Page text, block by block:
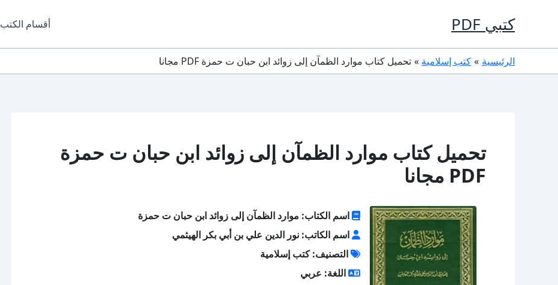
كتبي PDF أقسام الكتب
الرئيسية كتب إسلامية تحميل كتاب موارد الظمآن إلى زوائد ابن حبان ت حمزة PDF مجانا
تحميل كتاب موارد الظمآن إلى زوائد ابن حبان ت حمزة
PDF مجانا
اسم الكتاب: موارد الظمآن إلى زوائد ابن حبان ت حمزة
اسم الكاتب: نور الدين علي بن أبي بكر الهيثمي
التصنيف: كتب إسلامية
اللغة: عربي